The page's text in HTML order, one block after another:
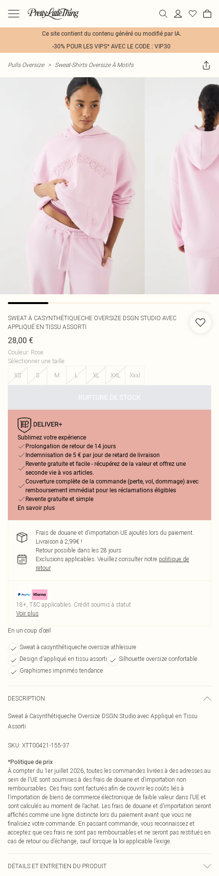
Ce site contient du contenu généré ou modifié par IA.
-30% POUR LES VIPS* AVEC LE CODE : VIP30
Pulls Oversize > Sweat-Shirts Oversize À Motifs
SWEAT À CASYNTHÉTIQUECHE OVERSIZE DSGN STUDIO AVEC
APPLIQUÉ EN TISSU ASSORTI
28,00 €
Couleur: Rose
Sélectionner une taille:
XS
S M L XL XXL Xxxl
RUPTURE DE STOCK
Sublimez votre expérience
Prolongation de retour de 14 jours
Indemnisation de 5 € par jour de retard de livraison
Revente gratuite et facile - récupérez de la valeur et offrez une
seconde vie à vos articles.
Couverture complète de la commande (perte, vol, dommage) avec
remboursement immédiat pour les réclamations éligibles
Revente gratuite et simple
En savoir plus
Frais de douane et d’importation UE ajoutés lors du paiement.
Livraison à 2,99€ !
Retour possible dans les 28 jours
Exclusions applicables. Veuillez consulter notre politique de
retour
18+, T&C applicables. Crédit soumis à statut
Voir plus
En un coup d’œil
Sweat à casynthétiqueche oversize athleisure
Design d'appliqué en tissu assorti
Silhouette oversize confortable
Graphismes imprimés tendance
DESCRIPTION
Sweat à Casynthétiqueche Oversize DSGN Studio avec Appliqué en Tissu
Assorti
SKU: XTT00421-155-37
*Politique de prix
À compter du 1er juillet 2026, toutes les commandes livrées à des adresses au
sein de l’UE sont soumises à des frais de douane et d’importation non
remboursables. Ces frais sont facturés afin de couvrir les coûts liés à
l’importation de biens de commerce électronique de faible valeur dans l’UE et
sont calculés au moment de l’achat. Les frais de douane et d’importation seront
affichés comme une ligne distincte lors du paiement avant que vous ne
finalisiez votre commande. En passant commande, vous reconnaissez et
acceptez que ces frais ne sont pas remboursables et ne seront pas restitués en
cas de retour ou d’échange, sauf lorsque la loi applicable l’exige.
DÉTAILS ET ENTRETIEN DU PRODUIT